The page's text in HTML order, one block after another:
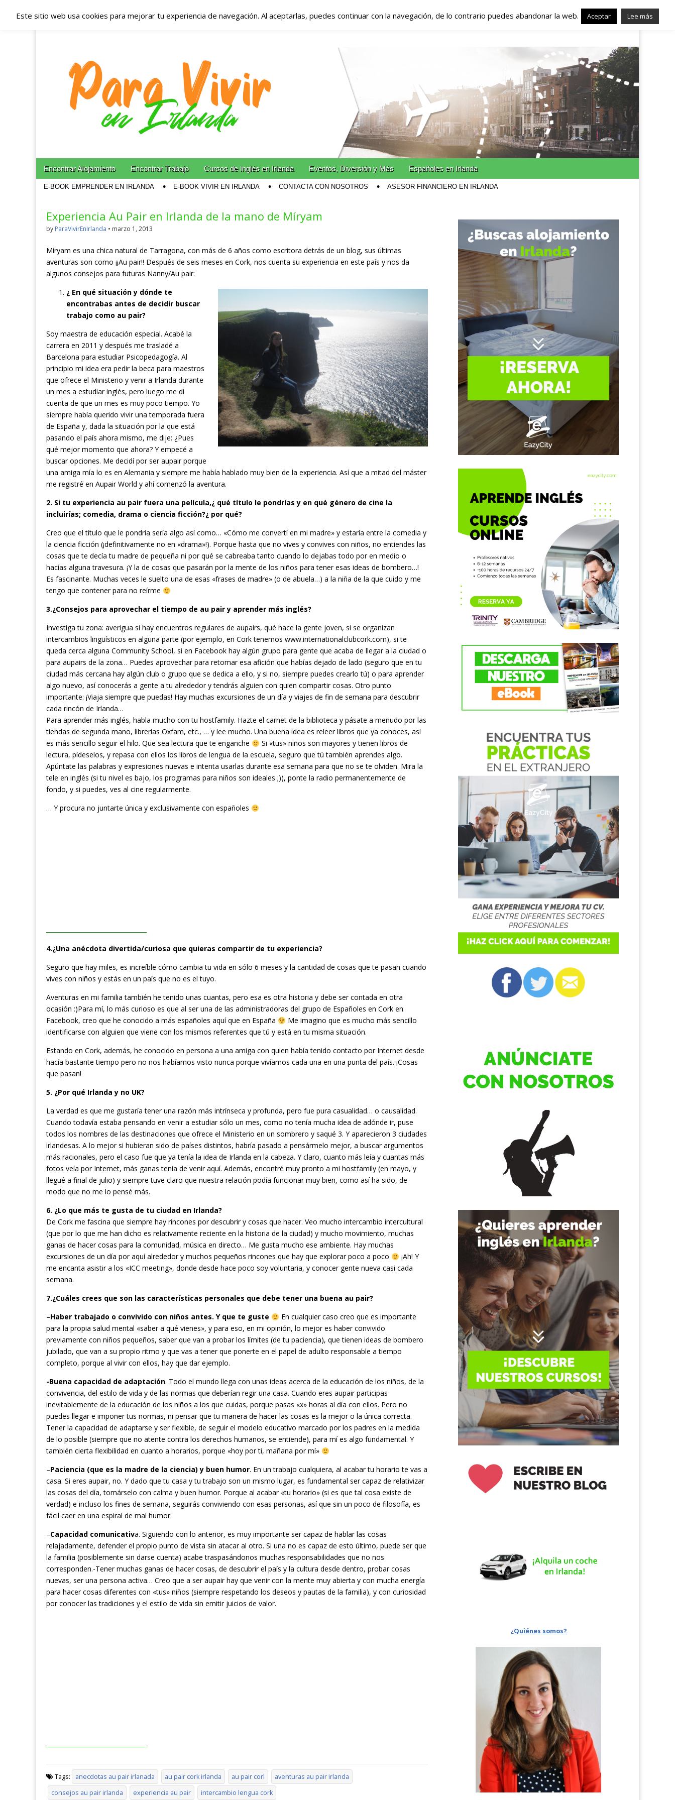
Españoles en Irlanda – Vivir en Irlanda – Trabajo en
Irlanda – Alojamiento en Irlanda
Blog dedicado a los que viven, estudian y trabajan en Irlanda!
Main menu
Skip to content
Encontrar Alojamiento Encontrar Trabajo Cursos de Inglés en Irlanda Eventos, Diversión y Más Españoles en Irlanda
E-BOOK EMPRENDER EN IRLANDA E-BOOK VIVIR EN IRLANDA CONTACTA CON NOSOTROS ASESOR FINANCIERO EN IRLANDA
Experiencia Au Pair en Irlanda de la mano de Míryam
by ParaVivirEnIrlanda • marzo 1, 2013
Míryam es una chica natural de Tarragona, con más de 6 años como escritora detrás de un blog, sus últimas
aventuras son como ¡¡Au pair!! Después de seis meses en Cork, nos cuenta su experiencia en este país y nos da
algunos consejos para futuras Nanny/Au pair:
¿ En qué situación y dónde te
encontrabas antes de decidir buscar
trabajo como au pair?
Soy maestra de educación especial. Acabé la
carrera en 2011 y después me trasladé a
Barcelona para estudiar Psicopedagogía. Al
principio mi idea era pedir la beca para maestros
que ofrece el Ministerio y venir a Irlanda durante
un mes a estudiar inglés, pero luego me di
cuenta de que un mes es muy poco tiempo. Yo
siempre había querido vivir una temporada fuera
de España y, dada la situación por la que está
pasando el país ahora mismo, me dije: ¿Pues
qué mejor momento que ahora? Y empecé a
buscar opciones. Me decidí por ser aupair porque
una amiga mía lo es en Alemania y siempre me había hablado muy bien de la experiencia. Así que a mitad del máster
me registré en Aupair World y ahí comenzó la aventura.
2. Si tu experiencia au pair fuera una película,¿ qué título le pondrías y en qué género de cine la
incluirías; comedia, drama o ciencia ficción?¿ por qué?
Creo que el título que le pondría sería algo así como… «Cómo me convertí en mi madre» y estaría entre la comedia y
la ciencia ficción (¡definitivamente no en «drama»!). Porque hasta que no vives y convives con niños, no entiendes las
cosas que te decía tu madre de pequeña ni por qué se cabreaba tanto cuando lo dejabas todo por en medio o
hacías alguna travesura. ¡Y la de cosas que pasarán por la mente de los niños para tener esas ideas de bombero…!
Es fascinante. Muchas veces le suelto una de esas «frases de madre» (o de abuela…) a la niña de la que cuido y me
tengo que contener para no reírme
3.¿Consejos para aprovechar el tiempo de au pair y aprender más inglés?
Investiga tu zona: averigua si hay encuentros regulares de aupairs, qué hace la gente joven, si se organizan
intercambios lingüísticos en alguna parte (por ejemplo, en Cork tenemos www.internationalclubcork.com), si te
queda cerca alguna Community School, si en Facebook hay algún grupo para gente que acaba de llegar a la ciudad o
para aupairs de la zona… Puedes aprovechar para retomar esa afición que habías dejado de lado (seguro que en tu
ciudad más cercana hay algún club o grupo que se dedica a ello, y si no, siempre puedes crearlo tú) o para aprender
algo nuevo, así conocerás a gente a tu alrededor y tendrás alguien con quien compartir cosas. Otro punto
importante: ¡Viaja siempre que puedas! Hay muchas excursiones de un día y viajes de fin de semana para descubrir
cada rincón de Irlanda…
Para aprender más inglés, habla mucho con tu hostfamily. Hazte el carnet de la biblioteca y pásate a menudo por las
tiendas de segunda mano, librerías Oxfam, etc., … y lee mucho. Una buena idea es releer libros que ya conoces, así
es más sencillo seguir el hilo. Que sea lectura que te enganche
Si «tus» niños son mayores y tienen libros de
lectura, pídeselos, y repasa con ellos los libros de lengua de la escuela, seguro que tú también aprendes algo.
Apúntate las palabras y expresiones nuevas e intenta usarlas durante esa semana para que no se te olviden. Mira la
tele en inglés (si tu nivel es bajo, los programas para niños son ideales ;)), ponte la radio permanentemente de
fondo, y si puedes, ves al cine regularmente.
… Y procura no juntarte única y exclusivamente con españoles
4.¿Una anécdota divertida/curiosa que quieras compartir de tu experiencia?
Seguro que hay miles, es increíble cómo cambia tu vida en sólo 6 meses y la cantidad de cosas que te pasan cuando
vives con niños y estás en un país que no es el tuyo.
Aventuras en mi familia también he tenido unas cuantas, pero esa es otra historia y debe ser contada en otra
ocasión :)Para mí, lo más curioso es que al ser una de las administradoras del grupo de Españoles en Cork en
Facebook, creo que he conocido a más españoles aquí que en España
Me imagino que es mucho más sencillo
identificarse con alguien que viene con los mismos referentes que tú y está en tu misma situación.
Estando en Cork, además, he conocido en persona a una amiga con quien había tenido contacto por Internet desde
hacía bastante tiempo pero no nos habíamos visto nunca porque vivíamos cada una en una punta del país. ¡Cosas
que pasan!
5. ¿Por qué Irlanda y no UK?
La verdad es que me gustaría tener una razón más intrínseca y profunda, pero fue pura casualidad… o causalidad.
Cuando todavía estaba pensando en venir a estudiar sólo un mes, como no tenía mucha idea de adónde ir, puse
todos los nombres de las destinaciones que ofrece el Ministerio en un sombrero y saqué 3. Y aparecieron 3 ciudades
irlandesas. A lo mejor si hubieran sido de países distintos, habría pasado a pensármelo mejor, a buscar argumentos
más racionales, pero el caso fue que ya tenía la idea de Irlanda en la cabeza. Y claro, cuanto más leía y cuantas más
fotos veía por Internet, más ganas tenía de venir aquí. Además, encontré muy pronto a mi hostfamily (en mayo, y
llegué a final de julio) y siempre tuve claro que nuestra relación podía funcionar muy bien, como así ha sido, de
modo que no me lo pensé más.
6. ¿Lo que más te gusta de tu ciudad en Irlanda?
De Cork me fascina que siempre hay rincones por descubrir y cosas que hacer. Veo mucho intercambio intercultural
(que por lo que me han dicho es relativamente reciente en la historia de la ciudad) y mucho movimiento, muchas
ganas de hacer cosas para la comunidad, música en directo… Me gusta mucho ese ambiente. Hay muchas
excursiones de un día por aquí alrededor y muchos pequeños rincones que hay que explorar poco a poco
¡Ah! Y
me encanta asistir a los «ICC meeting», donde desde hace poco soy voluntaria, y conocer gente nueva casi cada
semana.
7.¿Cuáles crees que son las características personales que debe tener una buena au pair?
–Haber trabajado o convivido con niños antes. Y que te guste
En cualquier caso creo que es importante
para la propia salud mental «saber a qué vienes», y para eso, en mi opinión, lo mejor es haber convivido
previamente con niños pequeños, saber que van a probar los límites (de tu paciencia), que tienen ideas de bombero
jubilado, que van a su propio ritmo y que vas a tener que ponerte en el papel de adulto responsable a tiempo
completo, porque al vivir con ellos, hay que dar ejemplo.
-Buena capacidad de adaptación. Todo el mundo llega con unas ideas acerca de la educación de los niños, de la
convivencia, del estilo de vida y de las normas que deberían regir una casa. Cuando eres aupair participas
inevitablemente de la educación de los niños a los que cuidas, porque pasas «x» horas al día con ellos. Pero no
puedes llegar e imponer tus normas, ni pensar que tu manera de hacer las cosas es la mejor o la única correcta.
Tener la capacidad de adaptarse y ser flexible, de seguir el modelo educativo marcado por los padres en la medida
de lo posible (siempre que no atente contra los derechos humanos, se entiende), para mí es algo fundamental. Y
también cierta flexibilidad en cuanto a horarios, porque «hoy por ti, mañana por mí»
–Paciencia (que es la madre de la ciencia) y buen humor. En un trabajo cualquiera, al acabar tu horario te vas a
casa. Si eres aupair, no. Y dado que tu casa y tu trabajo son un mismo lugar, es fundamental ser capaz de relativizar
las cosas del día, tomárselo con calma y buen humor. Porque al acabar «tu horario» (si es que tal cosa existe de
verdad) e incluso los fines de semana, seguirás conviviendo con esas personas, así que sin un poco de filosofía, es
fácil caer en una espiral de mal humor.
–Capacidad comunicativa. Siguiendo con lo anterior, es muy importante ser capaz de hablar las cosas
relajadamente, defender el propio punto de vista sin atacar al otro. Si una no es capaz de esto último, puede ser que
la familia (posiblemente sin darse cuenta) acabe traspasándonos muchas responsabilidades que no nos
corresponden.-Tener muchas ganas de hacer cosas, de descubrir el país y la cultura desde dentro, probar cosas
nuevas, ser una persona activa… Creo que a ser aupair hay que venir con la mente muy abierta y con mucha energía
para hacer cosas diferentes con «tus» niños (siempre respetando los deseos y pautas de la familia), y con curiosidad
por conocer las tradiciones y el estilo de vida sin emitir juicios de valor.
Tags: anecdotas au pair irlanada au pair cork irlanda au pair corl
aventuras au pair irlanda
consejos au pair irlanda
experiencia au pair intercambio lengua cork
¿Quiénes somos?
Este sitio web usa cookies para mejorar tu experiencia de navegación. Al aceptarlas, puedes continuar con la navegación, de lo contrario puedes abandonar la web. Aceptar Lee más